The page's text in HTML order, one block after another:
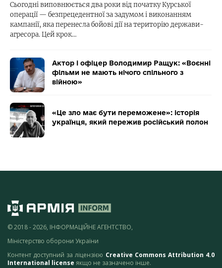
Сьогодні виповнюється два роки від початку Курської
операції — безпрецедентної за задумом і виконанням
кампанії, яка перенесла бойові дії на територію держави-
агресора. Цей крок…
Актор і офіцер Володимир Ращук: «Воєнні
фільми не мають нічого спільного з
війною»
«Це зло має бути переможене»: історія
українця, який пережив російський полон
© 2018 - 2026, ІНФОРМАЦІЙНЕ АГЕНТСТВО,
Міністерство оборони України
Контент доступний за ліцензією Creative Commons Attribution 4.0
International license якщо не зазначено інше.